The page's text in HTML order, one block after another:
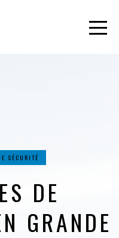
SÉCURITÉ
DE
GRANDE